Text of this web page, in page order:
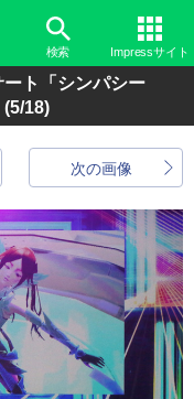
検索 Impressサイト
ート「シンパシー
(5/18)
次の画像